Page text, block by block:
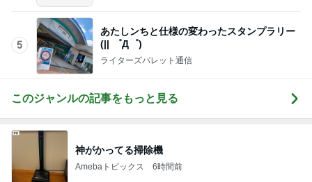
5
あたしンちと仕様の変わったスタンプラリー
(|| ゜Д゜)
ライターズパレット通信
このジャンルの記事をもっと見る
神がかってる掃除機
Amebaトピックス 6時間前